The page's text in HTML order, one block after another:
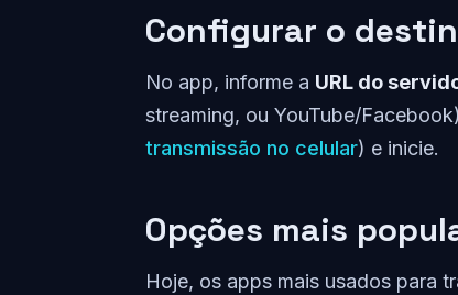
Configurar o
No app, informe a URL do
streaming, ou YouTube/
transmissão no celular) e inicie.
Opções mais
Hoje, os apps mais usados para